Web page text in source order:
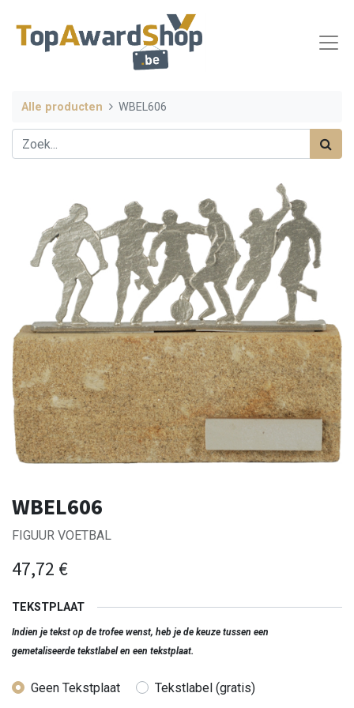
Alle producten WBEL606
WBEL606
FIGUUR VOETBAL
47,72 €
TEKSTPLAAT
Indien je tekst op de trofee wenst, heb je de keuze tussen een
gemetaliseerde tekstlabel en een tekstplaat.
Geen Tekstplaat Tekstlabel (gratis)